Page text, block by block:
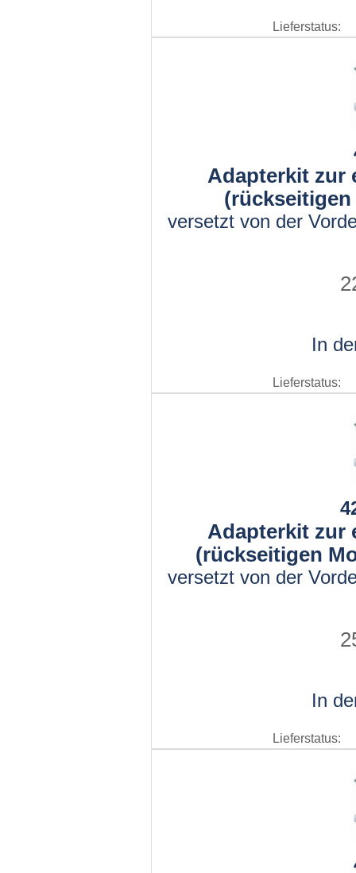
Lieferstatus:
Adapterkit zur
(rückseitigen
versetzt von der
In
Lieferstatus:
Adapterkit zur
(rückseitigen
versetzt von der
In
Lieferstatus: